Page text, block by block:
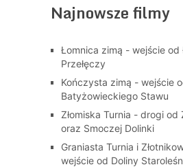
Najnowsze filmy
Łomnica zimą - wejście od
Przełęczy
Kończysta zimą - wejście
Batyżowieckiego Stawu
Złomiska Turnia - drogi od
oraz Smoczej Dolinki
Graniasta Turnia i
wejście od Doliny